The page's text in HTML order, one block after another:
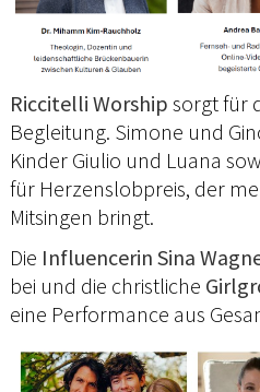
Riccitelli Worship sorgt für
Begleitung. Simone und
Kinder Giulio und Luana
für Herzenslobpreis, der
Mitsingen bringt.
Die Influencerin Sina
bei und die christliche
eine Performance aus